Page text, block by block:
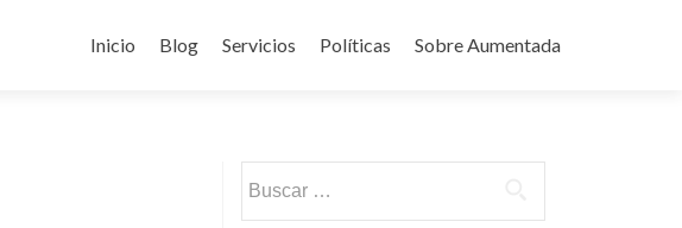
al
Inicio Blog Servicios Políticas Sobre Aumentada